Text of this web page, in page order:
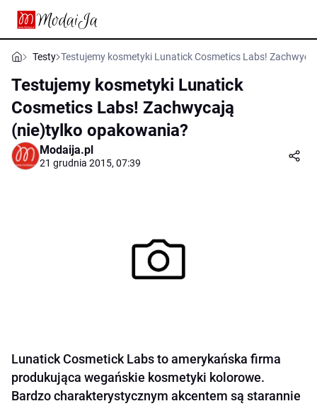
Testy Testujemy kosmetyki Lunatick Cosmetics Labs!
Testujemy kosmetyki Lunatick
Cosmetics Labs! Zachwycają
(nie)tylko opakowania?
Modaija.pl
21 grudnia 2015, 07:39
Lunatick Cosmetick Labs to amerykańska firma
produkująca wegańskie kosmetyki kolorowe.
Bardzo charakterystycznym akcentem są starannie